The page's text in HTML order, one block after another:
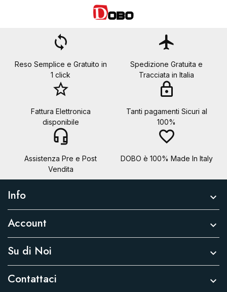
loop
Reso Semplice e Gratuito in
1 click
flight
Spedizione Gratuita e
Tracciata in Italia
star_border
Fattura Elettronica
disponibile
lock
Tanti pagamenti Sicuri al
100%
headset_mic
Assistenza Pre e Post
Vendita
favorite_border
DOBO è 100% Made In Italy
Info 
Account 
Su di Noi 
Contattaci 